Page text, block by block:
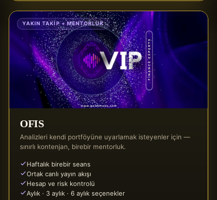
YAKIN TAKIP + MENTORLUK
OFIS
Analizleri kendi portföyüne uyarlamak isteyenler için —
sınırlı kontenjan, birebir mentorluk.
Haftalık birebir seans
Ortak canlı yayın akışı
Hesap ve risk kontrolü
Aylık · 3 aylık · 6 aylık seçenekler